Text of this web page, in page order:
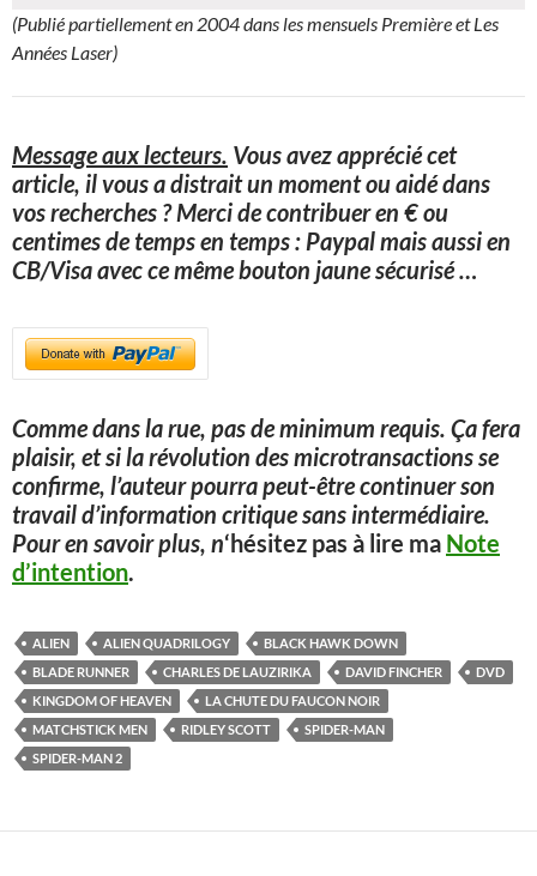
(Publié partiellement en 2004 dans les mensuels Première et Les
Années Laser)
Message aux lecteurs. Vous avez apprécié cet
article, il vous a distrait un moment ou aidé dans
vos recherches ? Merci de contribuer en € ou
centimes de temps en temps : Paypal mais aussi en
CB/Visa avec ce même bouton jaune sécurisé…
Comme dans la rue, pas de minimum requis. Ça fera
plaisir, et si la révolution des microtransactions se
confirme, l’auteur pourra peut-être continuer son
travail d’information critique sans intermédiaire.
Pour en savoir plus, n‘hésitez pas à lire ma Note
d’intention.
ALIEN ALIEN QUADRILOGY
BLACK HAWK DOWN
BLADE RUNNER
CHARLES DE LAUZIRIKA DAVID FINCHER
DVD
KINGDOM OF HEAVEN
LA CHUTE DU FAUCON NOIR
MATCHSTICK MEN
RIDLEY SCOTT
SPIDER-MAN
SPIDER-MAN 2